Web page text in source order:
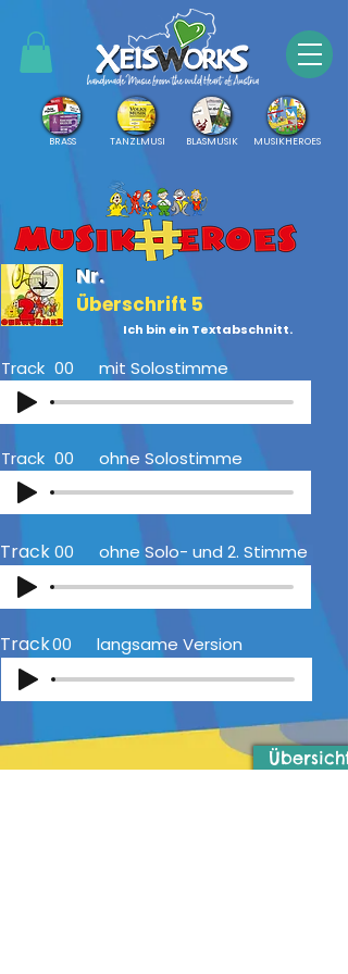
BRASS TANZLMUSI BLASMUSIK MUSIKHEROES
Nr.
Überschrift 5
Ich bin ein Textabschnitt.
Track 00 mit Solostimme
Track 00 ohne Solostimme
Track00 ohne Solo- und 2. Stimme
Track00 langsame Version
Übersicht